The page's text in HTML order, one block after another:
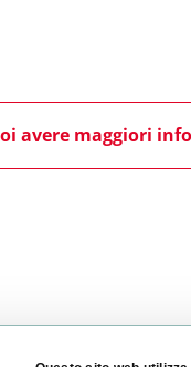
avere maggiori